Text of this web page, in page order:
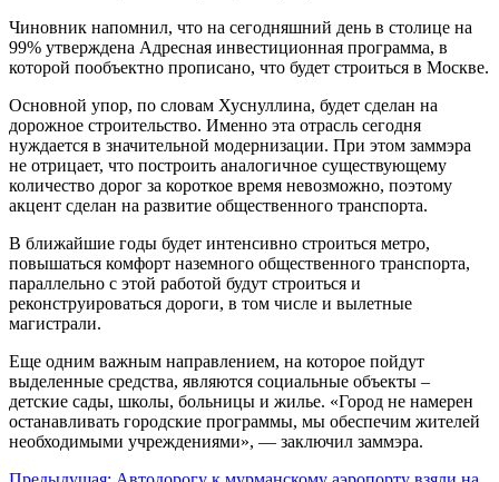
Чиновник напомнил, что на сегодняшний день в столице на
99% утверждена Адресная инвестиционная программа, в
которой пообъектно прописано, что будет строиться в Москве.
Основной упор, по словам Хуснуллина, будет сделан на
дорожное строительство. Именно эта отрасль сегодня
нуждается в значительной модернизации. При этом заммэра
не отрицает, что построить аналогичное существующему
количество дорог за короткое время невозможно, поэтому
акцент сделан на развитие общественного транспорта.
В ближайшие годы будет интенсивно строиться метро,
повышаться комфорт наземного общественного транспорта,
параллельно с этой работой будут строиться и
реконструироваться дороги, в том числе и вылетные
магистрали.
Еще одним важным направлением, на которое пойдут
выделенные средства, являются социальные объекты –
детские сады, школы, больницы и жилье. «Город не намерен
останавливать городские программы, мы обеспечим жителей
необходимыми учреждениями», — заключил заммэра.